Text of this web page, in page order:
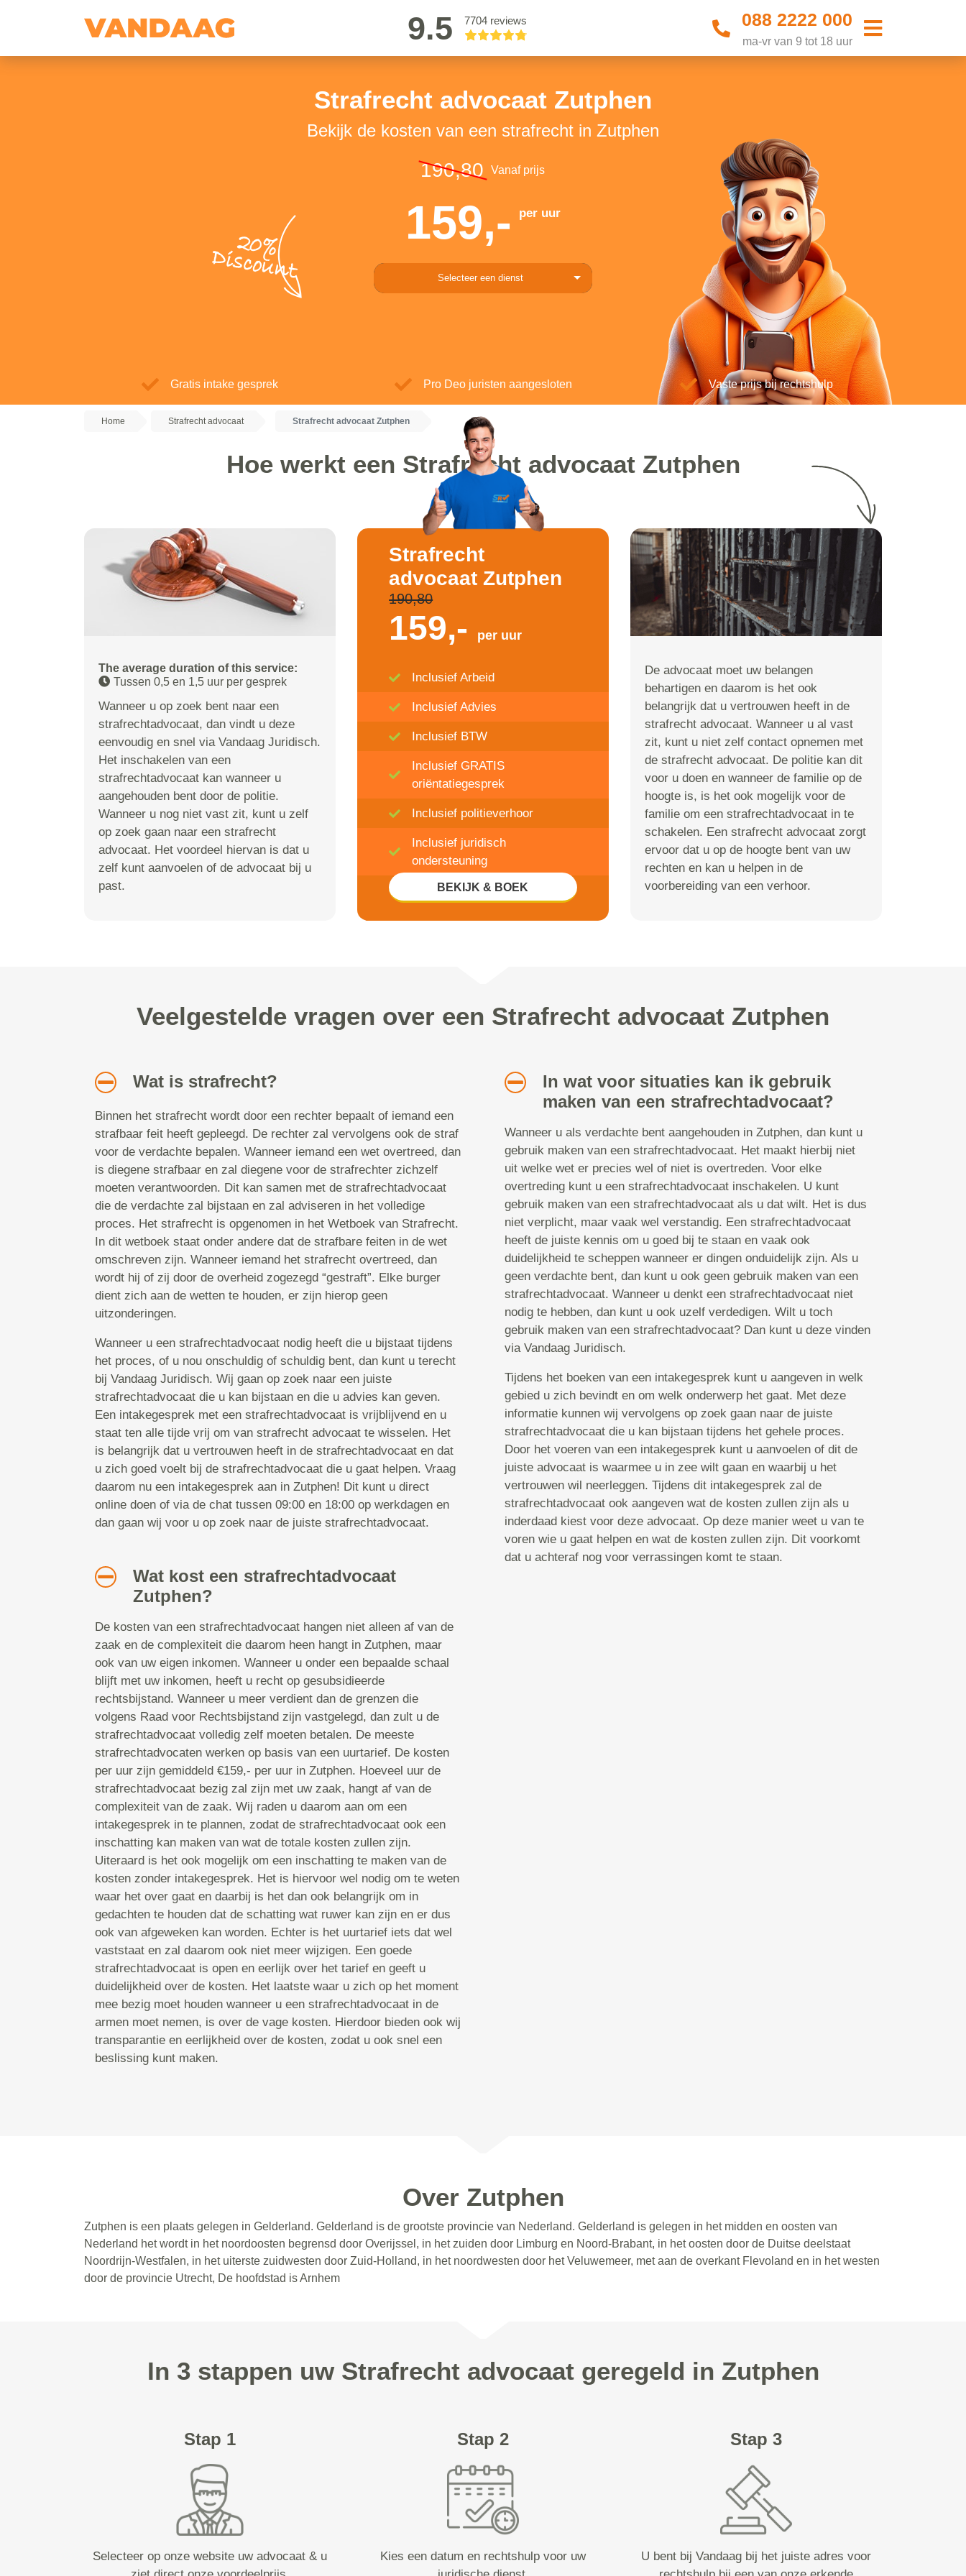
9.5 7704 reviews 088 2222 000
ma-vr van 9 tot 18 uur
Strafrecht advocaat Zutphen
Bekijk de kosten van een strafrecht in Zutphen
20%
Discount
190,80 Vanaf prijs
159,- per uur
Selecteer een dienst
Gratis intake gesprek Pro Deo juristen aangesloten Vaste prijs bij rechtshulp
Home Strafrecht advocaat Strafrecht advocaat Zutphen
Hoe werkt een Strafrecht advocaat Zutphen
The average duration of this service:
Tussen 0,5 en 1,5 uur per gesprek
Wanneer u op zoek bent naar een
strafrechtadvocaat, dan vindt u deze
eenvoudig en snel via Vandaag Juridisch.
Het inschakelen van een
strafrechtadvocaat kan wanneer u
aangehouden bent door de politie.
Wanneer u nog niet vast zit, kunt u zelf
op zoek gaan naar een strafrecht
advocaat. Het voordeel hiervan is dat u
zelf kunt aanvoelen of de advocaat bij u
past.
Strafrecht
advocaat Zutphen
190,80
159,- per uur
Inclusief Arbeid
Inclusief Advies
Inclusief BTW
Inclusief GRATIS
oriëntatiegesprek
Inclusief politieverhoor
Inclusief juridisch
ondersteuning
Inclusief 20% Korting
BEKIJK & BOEK
De advocaat moet uw belangen
behartigen en daarom is het ook
belangrijk dat u vertrouwen heeft in de
strafrecht advocaat. Wanneer u al vast
zit, kunt u niet zelf contact opnemen met
de strafrecht advocaat. De politie kan dit
voor u doen en wanneer de familie op de
hoogte is, is het ook mogelijk voor de
familie om een strafrechtadvocaat in te
schakelen. Een strafrecht advocaat zorgt
ervoor dat u op de hoogte bent van uw
rechten en kan u helpen in de
voorbereiding van een verhoor.
Veelgestelde vragen over een Strafrecht advocaat Zutphen
Wat is strafrecht?
Binnen het strafrecht wordt door een rechter bepaalt of iemand een
strafbaar feit heeft gepleegd. De rechter zal vervolgens ook de straf
voor de verdachte bepalen. Wanneer iemand een wet overtreed, dan
is diegene strafbaar en zal diegene voor de strafrechter zichzelf
moeten verantwoorden. Dit kan samen met de strafrechtadvocaat
die de verdachte zal bijstaan en zal adviseren in het volledige
proces. Het strafrecht is opgenomen in het Wetboek van Strafrecht.
In dit wetboek staat onder andere dat de strafbare feiten in de wet
omschreven zijn. Wanneer iemand het strafrecht overtreed, dan
wordt hij of zij door de overheid zogezegd “gestraft”. Elke burger
dient zich aan de wetten te houden, er zijn hierop geen
uitzonderingen.
Wanneer u een strafrechtadvocaat nodig heeft die u bijstaat tijdens
het proces, of u nou onschuldig of schuldig bent, dan kunt u terecht
bij Vandaag Juridisch. Wij gaan op zoek naar een juiste
strafrechtadvocaat die u kan bijstaan en die u advies kan geven.
Een intakegesprek met een strafrechtadvocaat is vrijblijvend en u
staat ten alle tijde vrij om van strafrecht advocaat te wisselen. Het
is belangrijk dat u vertrouwen heeft in de strafrechtadvocaat en dat
u zich goed voelt bij de strafrechtadvocaat die u gaat helpen. Vraag
daarom nu een intakegesprek aan in Zutphen! Dit kunt u direct
online doen of via de chat tussen 09:00 en 18:00 op werkdagen en
dan gaan wij voor u op zoek naar de juiste strafrechtadvocaat.
Wat kost een strafrechtadvocaat
Zutphen?
De kosten van een strafrechtadvocaat hangen niet alleen af van de
zaak en de complexiteit die daarom heen hangt in Zutphen, maar
ook van uw eigen inkomen. Wanneer u onder een bepaalde schaal
blijft met uw inkomen, heeft u recht op gesubsidieerde
rechtsbijstand. Wanneer u meer verdient dan de grenzen die
volgens Raad voor Rechtsbijstand zijn vastgelegd, dan zult u de
strafrechtadvocaat volledig zelf moeten betalen. De meeste
strafrechtadvocaten werken op basis van een uurtarief. De kosten
per uur zijn gemiddeld €159,- per uur in Zutphen. Hoeveel uur de
strafrechtadvocaat bezig zal zijn met uw zaak, hangt af van de
complexiteit van de zaak. Wij raden u daarom aan om een
intakegesprek in te plannen, zodat de strafrechtadvocaat ook een
inschatting kan maken van wat de totale kosten zullen zijn.
Uiteraard is het ook mogelijk om een inschatting te maken van de
kosten zonder intakegesprek. Het is hiervoor wel nodig om te weten
waar het over gaat en daarbij is het dan ook belangrijk om in
gedachten te houden dat de schatting wat ruwer kan zijn en er dus
ook van afgeweken kan worden. Echter is het uurtarief iets dat wel
vaststaat en zal daarom ook niet meer wijzigen. Een goede
strafrechtadvocaat is open en eerlijk over het tarief en geeft u
duidelijkheid over de kosten. Het laatste waar u zich op het moment
mee bezig moet houden wanneer u een strafrechtadvocaat in de
armen moet nemen, is over de vage kosten. Hierdoor bieden ook wij
transparantie en eerlijkheid over de kosten, zodat u ook snel een
beslissing kunt maken.
In wat voor situaties kan ik gebruik
maken van een strafrechtadvocaat?
Wanneer u als verdachte bent aangehouden in Zutphen, dan kunt u
gebruik maken van een strafrechtadvocaat. Het maakt hierbij niet
uit welke wet er precies wel of niet is overtreden. Voor elke
overtreding kunt u een strafrechtadvocaat inschakelen. U kunt
gebruik maken van een strafrechtadvocaat als u dat wilt. Het is dus
niet verplicht, maar vaak wel verstandig. Een strafrechtadvocaat
heeft de juiste kennis om u goed bij te staan en vaak ook
duidelijkheid te scheppen wanneer er dingen onduidelijk zijn. Als u
geen verdachte bent, dan kunt u ook geen gebruik maken van een
strafrechtadvocaat. Wanneer u denkt een strafrechtadvocaat niet
nodig te hebben, dan kunt u ook uzelf verdedigen. Wilt u toch
gebruik maken van een strafrechtadvocaat? Dan kunt u deze vinden
via Vandaag Juridisch.
Tijdens het boeken van een intakegesprek kunt u aangeven in welk
gebied u zich bevindt en om welk onderwerp het gaat. Met deze
informatie kunnen wij vervolgens op zoek gaan naar de juiste
strafrechtadvocaat die u kan bijstaan tijdens het gehele proces.
Door het voeren van een intakegesprek kunt u aanvoelen of dit de
juiste advocaat is waarmee u in zee wilt gaan en waarbij u het
vertrouwen wil neerleggen. Tijdens dit intakegesprek zal de
strafrechtadvocaat ook aangeven wat de kosten zullen zijn als u
inderdaad kiest voor deze advocaat. Op deze manier weet u van te
voren wie u gaat helpen en wat de kosten zullen zijn. Dit voorkomt
dat u achteraf nog voor verrassingen komt te staan.
Over Zutphen
Zutphen is een plaats gelegen in Gelderland. Gelderland is de grootste provincie van Nederland. Gelderland is gelegen in het midden en oosten van
Nederland het wordt in het noordoosten begrensd door Overijssel, in het zuiden door Limburg en Noord-Brabant, in het oosten door de Duitse deelstaat
Noordrijn-Westfalen, in het uiterste zuidwesten door Zuid-Holland, in het noordwesten door het Veluwemeer, met aan de overkant Flevoland en in het westen
door de provincie Utrecht, De hoofdstad is Arnhem
In 3 stappen uw Strafrecht advocaat geregeld in Zutphen
Stap 1
Selecteer op onze website uw advocaat & u
Stap 2
Kies een datum en rechtshulp voor uw
Stap 3
U bent bij Vandaag bij het juiste adres voor